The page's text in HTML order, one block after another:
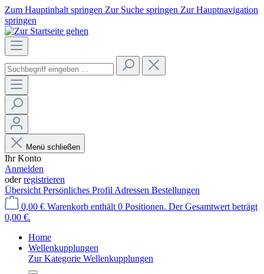
Zum Hauptinhalt springen Zur Suche springen Zur Hauptnavigation
springen
Menü schließen
Ihr Konto
Anmelden
oderregistrieren
Übersicht Persönliches Profil Adressen Bestellungen
0,00 € Warenkorb enthält 0 Positionen. Der Gesamtwert beträgt
0,00 €.
Home
Wellenkupplungen
Zur Kategorie Wellenkupplungen